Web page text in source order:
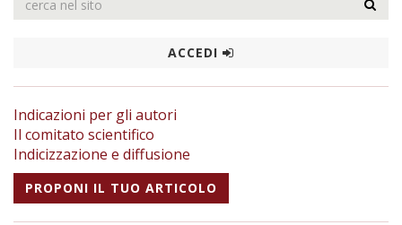
ACCEDI
Indicazioni per gli autori
Il comitato scientifico
Indicizzazione e diffusione
PROPONI IL TUO ARTICOLO